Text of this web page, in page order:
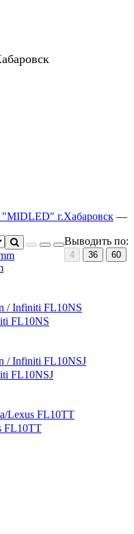
"MIDLED" г.Хабаровск —
Выводить по:
4 36 60
FL10NS
FL10NSJ
FL10TT